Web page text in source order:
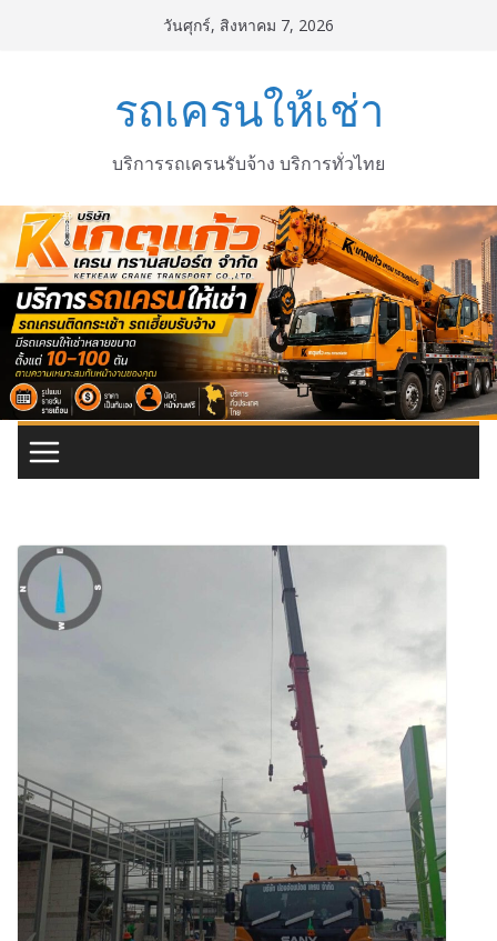
วันศุกร์, สิงหาคม 7, 2026
รถเครนให้เช่า
บริการรถเครนรับจ้าง บริการทั่วไทย